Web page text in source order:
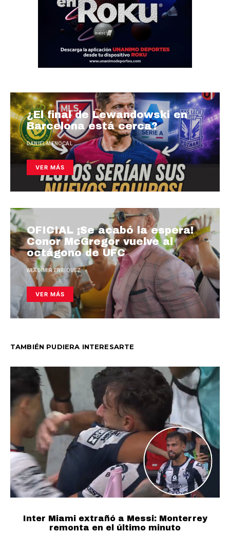
¿El final de Lewandowski en
Barcelona está cerca?
DANIEL MENOCAL
VER MÁS
OFICIAL ¡Se acabó la espera!
Conor McGregor vuelve al
octágono de UFC
WLADIMIR ENRÍQUEZ
VER MÁS
TAMBIÉN PUDIERA INTERESARTE
Inter Miami extrañó a Messi: Monterrey
remonta en el último minuto